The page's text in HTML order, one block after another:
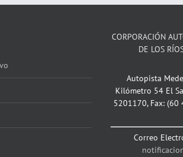
CORPORACIÓN
DE LOS
Autopista
Kilómetro 54 El
5201170, Fax:
Correo